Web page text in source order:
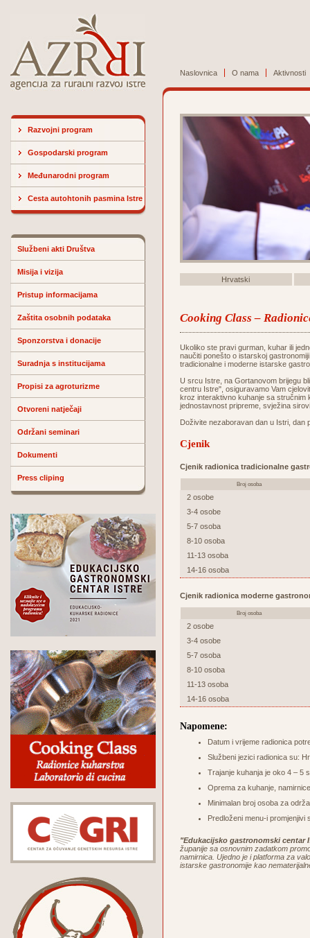
Naslovnica O nama Aktivnosti
Razvojni program
Gospodarski program
Međunarodni program
Cesta autohtonih pasmina Istre
Službeni akti Društva
Misija i vizija
Pristup informacijama
Zaštita osobnih podataka
Sponzorstva i donacije
Suradnja s institucijama
Propisi za agroturizme
Otvoreni natječaji
Održani seminari
Dokumenti
Press cliping
Hrvatski
Cooking Class –
Ukoliko ste pravi gurman, kuhar ili
naučiti ponešto o istarskoj
tradicionalne i moderne istarske
U srcu Istre, na Gortanovom brijegu
centru Istre", osiguravamo Vam
kroz interaktivno kuhanje sa stručnim
jednostavnost pripreme, svježina
Doživite nezaboravan dan u Istri, dan
Cjenik
Cjenik radionica tradicionalne
Broj osoba
2 osobe
3-4 osobe
5-7 osoba
8-10 osoba
11-13 osoba
14-16 osoba
Cjenik radionica moderne
Broj osoba
2 osobe
3-4 osobe
5-7 osoba
8-10 osoba
11-13 osoba
14-16 osoba
Napomene:
Datum i vrijeme radionica
Službeni jezici radionica su:
Trajanje kuhanja je oko 4 – 5
Oprema za kuhanje,
Minimalan broj osoba za
Predloženi menu-i promjenjivi
"Edukacijsko gastronomski centar
županije sa osnovnim zadatkom
namirnica. Ujedno je i platforma za
istarske gastronomije kao